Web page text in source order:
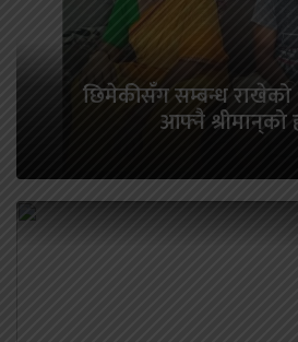
छिमेकीसँग सम्बन्ध राखेको
आफ्नै श्रीमान‍्को